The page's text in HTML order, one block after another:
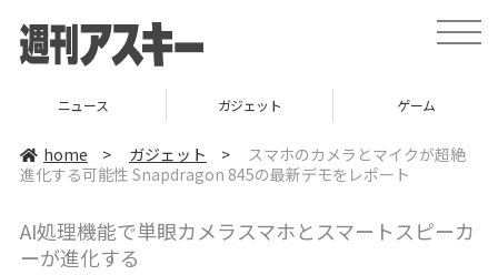
t
o
a
v
t
i
ニュース ガジェット ゲーム
home > ガジェット >
スマホのカメラとマイクが超絶
進化する可能性 Snapdragon 845の最新デモをレポート
AI処理機能で単眼カメラスマホとスマートスピーカ
ーが進化する